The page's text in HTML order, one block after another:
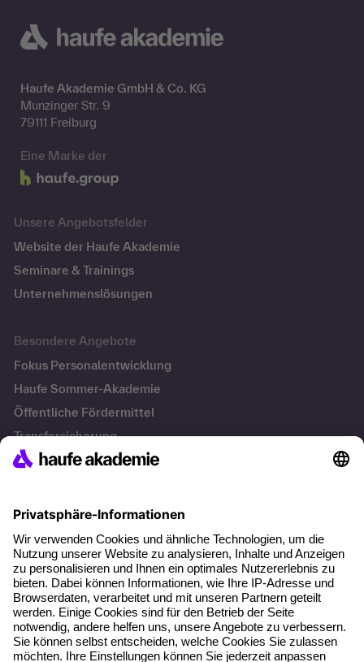
Haufe Akademie GmbH & Co. KG
Munzinger Str. 9
79111 Freiburg
Eine Marke der
Unsere Angebotsfelder
Website der Haufe Akademie
Seminare & Trainings
Unternehmenslösungen
Besondere Angebote
Fokus Personalentwicklung
Haufe Sommer-Akademie
Öffentliche Fördermittel
Transfersicherung
Führung im KI-Zeitalter: Wie Human-AI-Leadership Teams
stark macht
Operatives Personalmanagement: Aufgaben, Prozesse
und Grundlagen im Überblick
KI Texte menschlicher machen und unverwechselbar
bleiben
KI-Projekte zum Erfolg bringen